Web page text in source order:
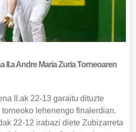
II.a Andre Maria Zuria Torneoaren
II.ak 22-13 garaitu dituzte
lehenengo finalerdian.
22-12 irabazi diete Zubizarreta